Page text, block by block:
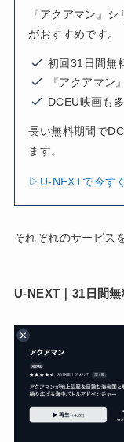
『アクアマン』
がおすすめです。
初回31日間無
『アクアマン
DCEU映画も
長い無料期間で
ます。
▷U-NEXTで今す
それぞれのサービス
U-NEXT｜31日間